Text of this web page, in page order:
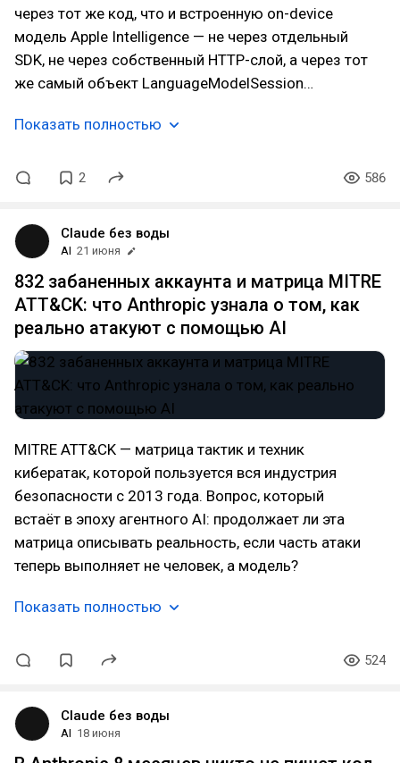
через тот же код, что и встроенную on-device
модель Apple Intelligence — не через отдельный
SDK, не через собственный HTTP-слой, а через тот
же самый объект LanguageModelSession…
Показать полностью
2 586
Claude без воды
AI 21 июня
832 забаненных аккаунта и матрица MITRE
ATT&CK: что Anthropic узнала о том, как
реально атакуют с помощью AI
MITRE ATT&CK — матрица тактик и техник
кибератак, которой пользуется вся индустрия
безопасности с 2013 года. Вопрос, который
встаёт в эпоху агентного AI: продолжает ли эта
матрица описывать реальность, если часть атаки
теперь выполняет не человек, а модель?
Показать полностью
524
Claude без воды
AI 18 июня